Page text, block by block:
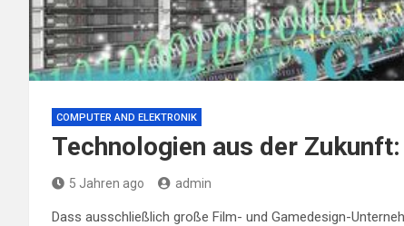
COMPUTER AND ELEKTRONIK
Technologien aus der
5 Jahren ago admin
Dass ausschließlich große Film- und Gamedesign-